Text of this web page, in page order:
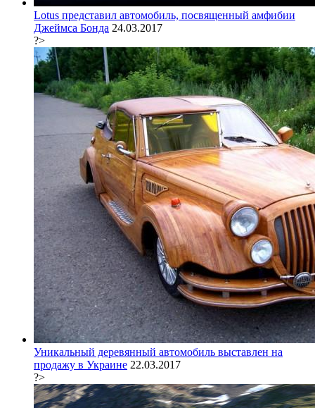
Lotus представил автомобиль, посвященный амфибии
Джеймса Бонда 24.03.2017
?>
Уникальный деревянный автомобиль выставлен на
продажу в Украине 22.03.2017
?>